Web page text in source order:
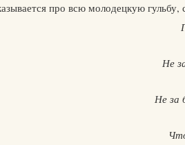
про всю молодецкую гульбу,
Не
Не за